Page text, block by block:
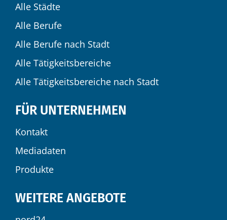
Alle Städte
Alle Berufe
Alle Berufe nach Stadt
Alle Tätigkeitsbereiche
Alle Tätigkeitsbereiche nach Stadt
FÜR UNTERNEHMEN
Kontakt
Mediadaten
Produkte
WEITERE ANGEBOTE